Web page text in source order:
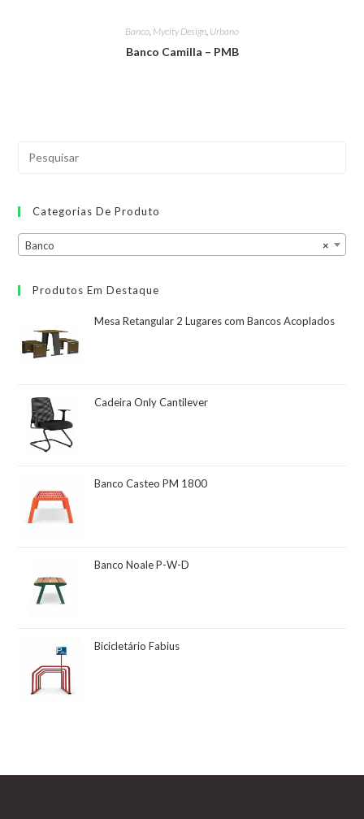
Banco, Mycity Design, Urbano
Banco Camilla – PMB
Categorias De Produto
×
Banco
Produtos Em Destaque
Mesa Retangular 2 Lugares com Bancos Acoplados
Cadeira Only Cantilever
Banco Casteo PM 1800
Banco Noale P-W-D
Bicicletário Fabius